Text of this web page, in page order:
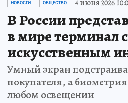
НОВОСТИ ОБЩЕСТВО 4 июня 2026
В России
в мире терминал с
искусственным
Умный экран
покупателя, а
любом освещении